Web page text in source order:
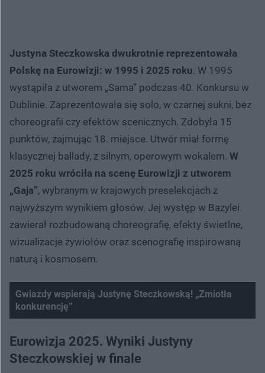
Justyna Steczkowska dwukrotnie reprezentowała
Polskę na Eurowizji: w 1995 i 2025 roku. W 1995
wystąpiła z utworem „Sama” podczas 40. Konkursu w
Dublinie. Zaprezentowała się solo, w czarnej sukni, bez
choreografii czy efektów scenicznych. Zdobyła 15
punktów, zajmując 18. miejsce. Utwór miał formę
klasycznej ballady, z silnym, operowym wokalem. W
2025 roku wróciła na scenę Eurowizji z utworem
„Gaja”, wybranym w krajowych preselekcjach z
najwyższym wynikiem głosów. Jej występ w Bazylei
zawierał rozbudowaną choreografię, efekty świetlne,
wizualizacje żywiołów oraz scenografię inspirowaną
naturą i kosmosem.
Gwiazdy wspierają Justynę Steczkowską! „Zmiotła
konkurencję”
Spróbuj ponownie
Eurowizja 2025. Wyniki Justyny
Steczkowskiej w finale